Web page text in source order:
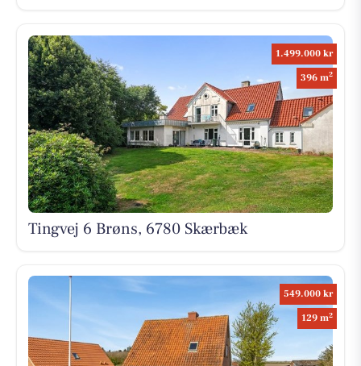
1.499.000 kr
396 m2
Tingvej 6 Brøns, 6780 Skærbæk
549.000 kr
129 m2